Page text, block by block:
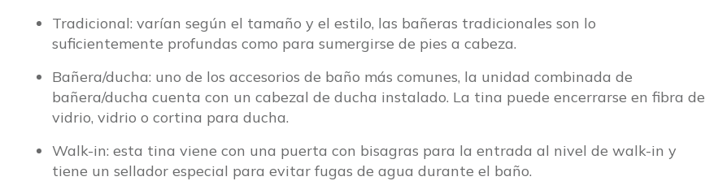
Tradicional: varían según el tamaño y el estilo, las bañeras tradicionales son lo
suficientemente profundas como para sumergirse de pies a cabeza.
Bañera/ducha: uno de los accesorios de baño más comunes, la unidad combinada de
bañera/ducha cuenta con un cabezal de ducha instalado. La tina puede encerrarse en fibra de
vidrio, vidrio o cortina para ducha.
Walk-in: esta tina viene con una puerta con bisagras para la entrada al nivel de walk-in y
tiene un sellador especial para evitar fugas de agua durante el baño.